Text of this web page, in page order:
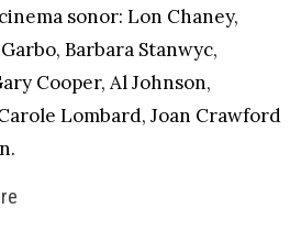
sonor: Lon Chaney,
Barbara Stanwyc,
Cooper, Al Johnson,
Lombard, Joan Crawford